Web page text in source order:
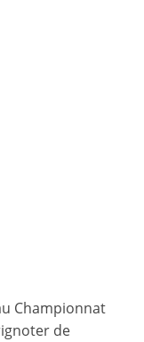
Championnat
de